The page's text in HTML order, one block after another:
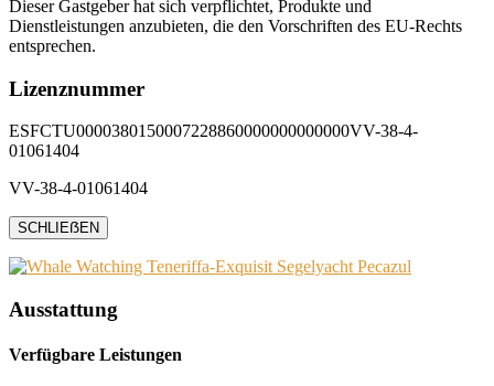
Dieser Gastgeber hat sich verpflichtet, Produkte und
Dienstleistungen anzubieten, die den Vorschriften des EU-Rechts
entsprechen.
Lizenznummer
ESFCTU0000380150007228860000000000000VV-38-4-
01061404
VV-38-4-01061404
SCHLIEẞEN
Ausstattung
Verfügbare Leistungen